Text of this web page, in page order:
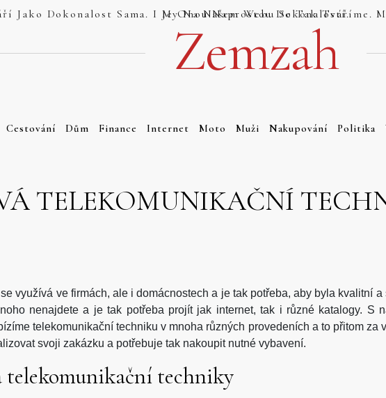
Jsou Weby, Které Se Tváří Jako Dokonalost Sama. I My Na Našem Webu Se Tak Tváříme. My Se Tak Ale Tváříme Právem. Náš Web Totiž Je Onou Naprostou Dokonalostí.
Zemzah
Cestování Dům Finance Internet Moto Muži Nakupování Politika
TELEKOMUNIKAČNÍ
se využívá ve firmách, ale i domácnostech a je tak potřeba, aby byla kvalitní
nenajdete a je tak potřeba projít jak internet, tak i různé katalogy. S
telekomunikační techniku v mnoha různých provedeních a to přitom za
svoji zakázku a potřebuje tak nakoupit nutné vybavení.
telekomunikační techniky